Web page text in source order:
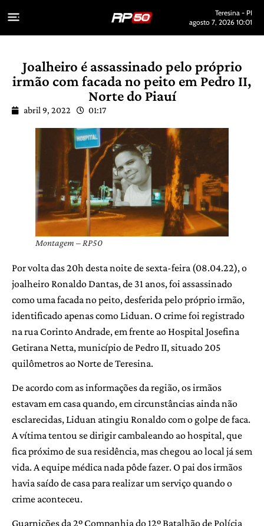
Teresina - PI
agosto 7, 2026 10:01
Joalheiro é assassinado pelo próprio
irmão com facada no peito em Pedro II,
Norte do Piauí
abril 9, 2022 01:17
Montagem – RP50
Por volta das 20h desta noite de sexta-feira (08.04.22), o
joalheiro Ronaldo Dantas, de 31 anos, foi assassinado
como uma facada no peito, desferida pelo próprio irmão,
identificado apenas como Liduan. O crime foi registrado
na rua Corinto Andrade, em frente ao Hospital Josefina
Getirana Netta, município de Pedro II, situado 205
quilômetros ao Norte de Teresina.
De acordo com as informações da região, os irmãos
estavam em casa quando, em circunstâncias ainda não
esclarecidas, Liduan atingiu Ronaldo com o golpe de faca.
A vítima tentou se dirigir cambaleando ao hospital, que
fica próximo de sua residência, mas chegou ao local já sem
vida. A equipe médica nada pôde fazer. O pai dos irmãos
havia saído de casa para realizar um serviço quando o
crime aconteceu.
Guarnições da 2º Companhia do 12º Batalhão de Polícia